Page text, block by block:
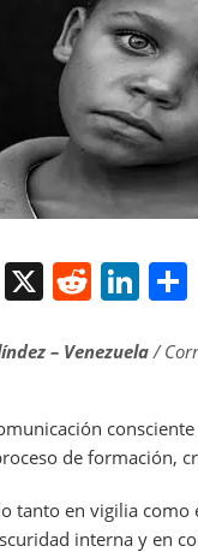
T X R
d
t
Li
k
dI
n
– Venezuela/
de formación,
tanto en vigilia
interna y en